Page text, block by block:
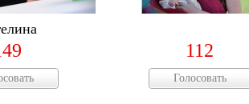
112
Голосовать